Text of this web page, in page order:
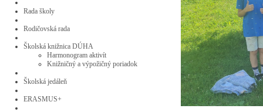
Rada školy
Rodičovská rada
Školská knižnica DÚHA
Harmonogram aktivít
Knižničný a výpožičný poriadok
Školská jedáleň
ERASMUS+